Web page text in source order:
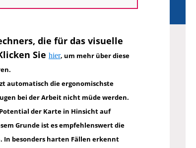
die für das visuelle
Sie hier, um mehr über diese
automatisch die ergonomischste
bei der Arbeit nicht müde werden.
der Karte in Hinsicht auf
Grunde ist es empfehlenswert die
In besonders harten Fällen erkennt